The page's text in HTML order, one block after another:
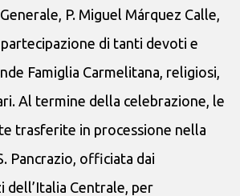
P. Miguel Márquez Calle,
di tanti devoti e
Famiglia Carmelitana, religiosi,
Al termine della celebrazione, le
trasferite in processione nella
Pancrazio, officiata dai
dell’Italia Centrale, per